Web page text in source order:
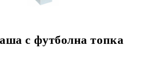
с футболна топка